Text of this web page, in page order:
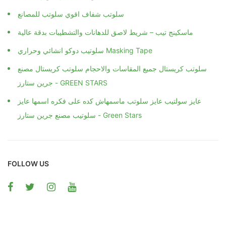
سلوتب شفاف اقوي سلوتب للمصانع
ماسكينج تيب – شريط لاصق للدهانات والتشطيبات بدقة عالية
سلوتيب دوكو انشائي وحراري Masking Tape
سلوتب كريستال جميع المقاسات والاحجام سلوتب كريستال مصنع
جرين ستارز - GREEN STARS
عايز سولتيب عايز سلوتب ماسمهاش كده على فكره اسمها عايز
سلوتيب مصنع جرين ستارز - Green Stars
FOLLOW US